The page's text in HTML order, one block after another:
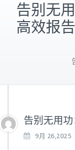
告别无
高效报
告别无用
9月 26,2025